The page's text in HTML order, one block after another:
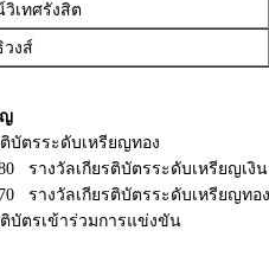
วิเทศรังสิต
วงส์
ญ
ติบัตรระดับเหรียญทอง
รางวัลเกียรติบัตรระดับเหรียญเงิน
รางวัลเกียรติบัตรระดับเหรียญทอ
ติบัตรเข้าร่วมการแข่งขัน